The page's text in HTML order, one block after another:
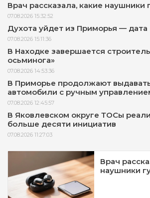
Врач рассказала, какие наушники
07.08.2026 15:32:52
Духота уйдет из Приморья — дата
07.08.2026 15:11:36
В Находке завершается
осьминога»
07.08.2026 14:53:36
В Приморье продолжают
автомобили с ручным
07.08.2026 12:45:57
В Яковлевском округе ТОСы
больше десяти инициатив
07.08.2026 11:27:03
Врач
наушники